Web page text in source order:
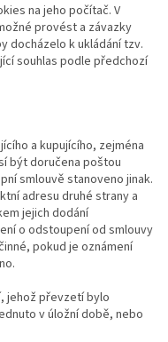
na jeho počítač. V
provést a závazky
docházelo k ukládání tzv.
souhlas podle předchozí
a kupujícího, zejména
být doručena poštou
smlouvě stanoveno jinak.
adresu druhé strany a
jejich dodání
o odstoupení od smlouvy
pokud je oznámení
jehož převzetí bylo
v úložní době, nebo